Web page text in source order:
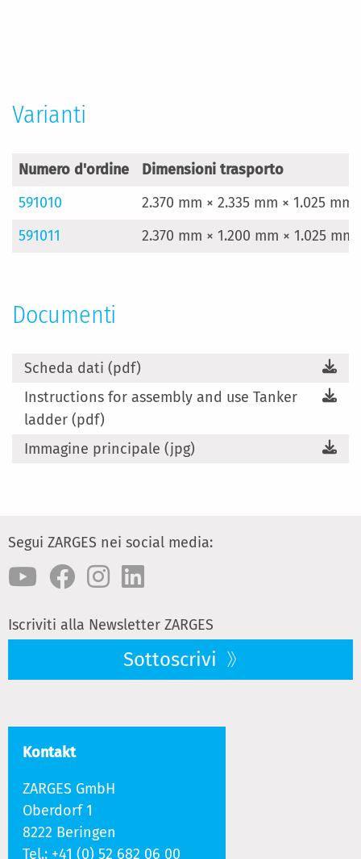
Varianti
Numero d'ordine
Dimensioni trasporto
591010
2.370 mm × 2.335 mm × 1.025 mm
591011
2.370 mm × 1.200 mm × 1.025 mm
Documenti
Scheda dati (pdf)
Instructions for assembly and use Tanker
ladder (pdf)
Immagine principale (jpg)
Segui ZARGES nei social media:
Iscriviti alla Newsletter ZARGES
Sottoscrivi
Kontakt
ZARGES GmbH
Oberdorf 1
8222 Beringen
Tel.: +41 (0) 52 682 06 00